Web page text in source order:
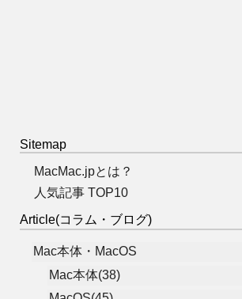
Sitemap
MacMac.jpとは？
人気記事 TOP10
Article(コラム・ブログ)
Mac本体・MacOS
Mac本体(38)